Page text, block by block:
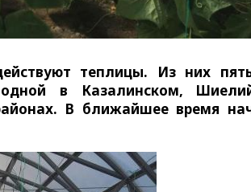
теплицы. Из них
в Казалинском,
В ближайшее время